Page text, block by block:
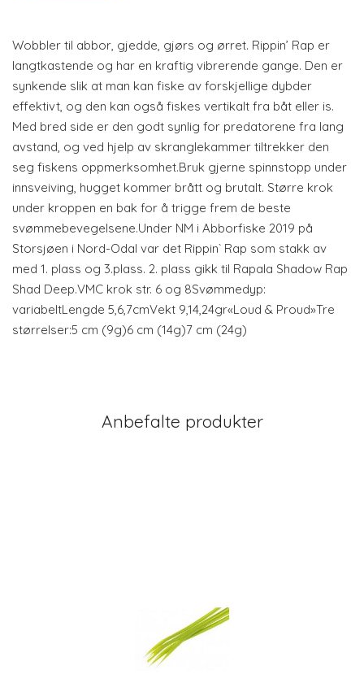
Wobbler til abbor, gjedde, gjørs og ørret. Rippin’ Rap er
langtkastende og har en kraftig vibrerende gange. Den er
synkende slik at man kan fiske av forskjellige dybder
effektivt, og den kan også fiskes vertikalt fra båt eller is.
Med bred side er den godt synlig for predatorene fra lang
avstand, og ved hjelp av skranglekammer tiltrekker den
seg fiskens oppmerksomhet.Bruk gjerne spinnstopp under
innsveiving, hugget kommer brått og brutalt. Større krok
under kroppen en bak for å trigge frem de beste
svømmebevegelsene.Under NM i Abborfiske 2019 på
Storsjøen i Nord-Odal var det Rippin` Rap som stakk av
med 1. plass og 3.plass. 2. plass gikk til Rapala Shadow Rap
Shad Deep.VMC krok str. 6 og 8Svømmedyp:
variabeltLengde 5,6,7cmVekt 9,14,24gr«Loud & Proud»Tre
størrelser:5 cm (9g)6 cm (14g)7 cm (24g)
Anbefalte produkter